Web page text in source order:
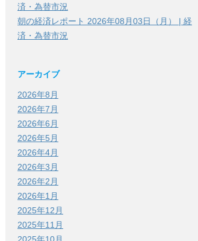
済・為替市況
朝の経済レポート 2026年08月03日（月） | 経
済・為替市況
アーカイブ
2026年8月
2026年7月
2026年6月
2026年5月
2026年4月
2026年3月
2026年2月
2026年1月
2025年12月
2025年11月